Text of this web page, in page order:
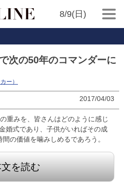
8/9(日)
次の50年のコマンダーに
ー）
2017/04/03
重みを、皆さんはどのように感じ
婚式であり、子供がいればその成
の価値を噛みしめるであろう。
を読む